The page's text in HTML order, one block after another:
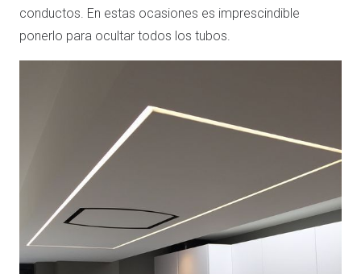
conductos. En estas ocasiones es imprescindible
ponerlo para ocultar todos los tubos.